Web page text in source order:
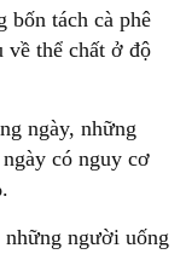
bốn tách cà phê
thể chất ở độ
ngày, những
có nguy cơ
người uống